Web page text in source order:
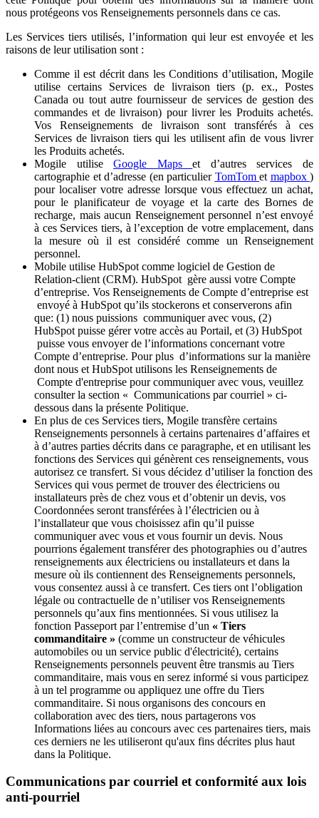
nous protégeons vos Renseignements personnels dans ce cas.
Les Services tiers utilisés, l’information qui leur est envoyée et les
raisons de leur utilisation sont :
Comme il est décrit dans les Conditions d’utilisation, Mogile
utilise certains Services de livraison tiers (p. ex., Postes
Canada ou tout autre fournisseur de services de gestion des
commandes et de livraison) pour livrer les Produits achetés.
Vos Renseignements de livraison sont transférés à ces
Services de livraison tiers qui les utilisent afin de vous livrer
les Produits achetés.
Mogile utilise
Google Maps
et d’autres services de
cartographie et d’adresse (en particulier TomTom et mapbox )
pour localiser votre adresse lorsque vous effectuez un achat,
pour le planificateur de voyage et la carte des Bornes de
recharge, mais aucun Renseignement personnel n’est envoyé
à ces Services tiers, à l’exception de votre emplacement, dans
la mesure où il est considéré comme un Renseignement
personnel.
Mobile utilise HubSpot comme logiciel de Gestion de
Relation-client (CRM). HubSpot gère aussi votre Compte
d’entreprise. Vos Renseignements de Compte d’entreprise est
envoyé à HubSpot qu’ils stockerons et conserverons afin
que: (1) nous puissions communiquer avec vous, (2)
HubSpot puisse gérer votre accès au Portail, et (3) HubSpot
puisse vous envoyer de l’informations concernant votre
Compte d’entreprise. Pour plus d’informations sur la manière
dont nous et HubSpot utilisons les Renseignements de
Compte d'entreprise pour communiquer avec vous, veuillez
consulter la section « Communications par courriel » ci-
dessous dans la présente Politique.
En plus de ces Services tiers, Mogile transfère certains
Renseignements personnels à certains partenaires d’affaires et
à d’autres parties décrits dans ce paragraphe, et en utilisant les
fonctions des Services qui génèrent ces renseignements, vous
autorisez ce transfert. Si vous décidez d’utiliser la fonction des
Services qui vous permet de trouver des électriciens ou
installateurs près de chez vous et d’obtenir un devis, vos
Coordonnées seront transférées à l’électricien ou à
l’installateur que vous choisissez afin qu’il puisse
communiquer avec vous et vous fournir un devis. Nous
pourrions également transférer des photographies ou d’autres
renseignements aux électriciens ou installateurs et dans la
mesure où ils contiennent des Renseignements personnels,
vous consentez aussi à ce transfert. Ces tiers ont l’obligation
légale ou contractuelle de n’utiliser vos Renseignements
personnels qu’aux fins mentionnées. Si vous utilisez la
fonction Passeport par l’entremise d’un « Tiers
commanditaire » (comme un constructeur de véhicules
automobiles ou un service public d'électricité), certains
Renseignements personnels peuvent être transmis au Tiers
commanditaire, mais vous en serez informé si vous participez
à un tel programme ou appliquez une offre du Tiers
commanditaire. Si nous organisons des concours en
collaboration avec des tiers, nous partagerons vos
Informations liées au concours avec ces partenaires tiers, mais
ces derniers ne les utiliseront qu'aux fins décrites plus haut
dans la Politique.
Communications par courriel et conformité aux lois
anti-pourriel